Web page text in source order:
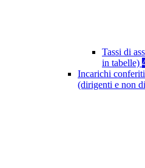
Tassi di
in tabelle)
Incarichi
(dirigenti e non